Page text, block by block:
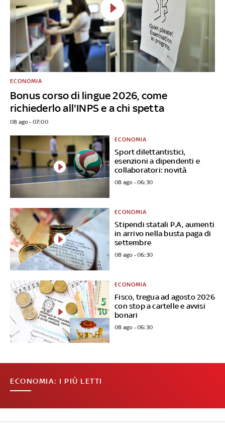
Bonus corso di lingue 2026, come
richiederlo all'INPS e a chi spetta
ECONOMIA
08 ago - 07:00
Sport dilettantistici,
esenzioni a dipendenti e
collaboratori: novità
ECONOMIA
08 ago - 06:30
Stipendi statali P.A, aumenti
in arrivo nella busta paga di
settembre
ECONOMIA
08 ago - 06:30
Fisco, tregua ad agosto 2026
con stop a cartelle e avvisi
bonari
ECONOMIA
08 ago - 06:30
ECONOMIA: I PIÙ LETTI